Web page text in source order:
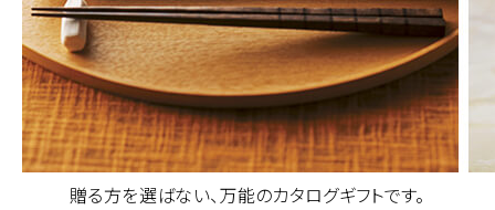
贈る方を選ばない、万能のカタログギフトです。